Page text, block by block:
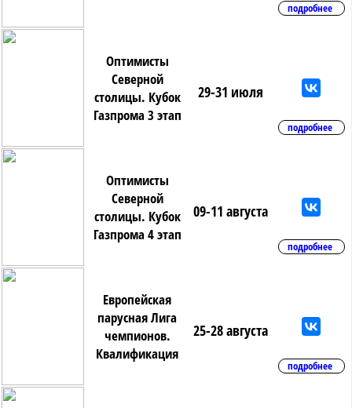
подробнее
Оптимисты
Северной
столицы. Кубок
Газпрома 3 этап
29-31 июля
подробнее
Оптимисты
Северной
столицы. Кубок
Газпрома 4 этап
09-11 августа
подробнее
Европейская
парусная Лига
чемпионов.
Квалификация
25-28 августа
подробнее